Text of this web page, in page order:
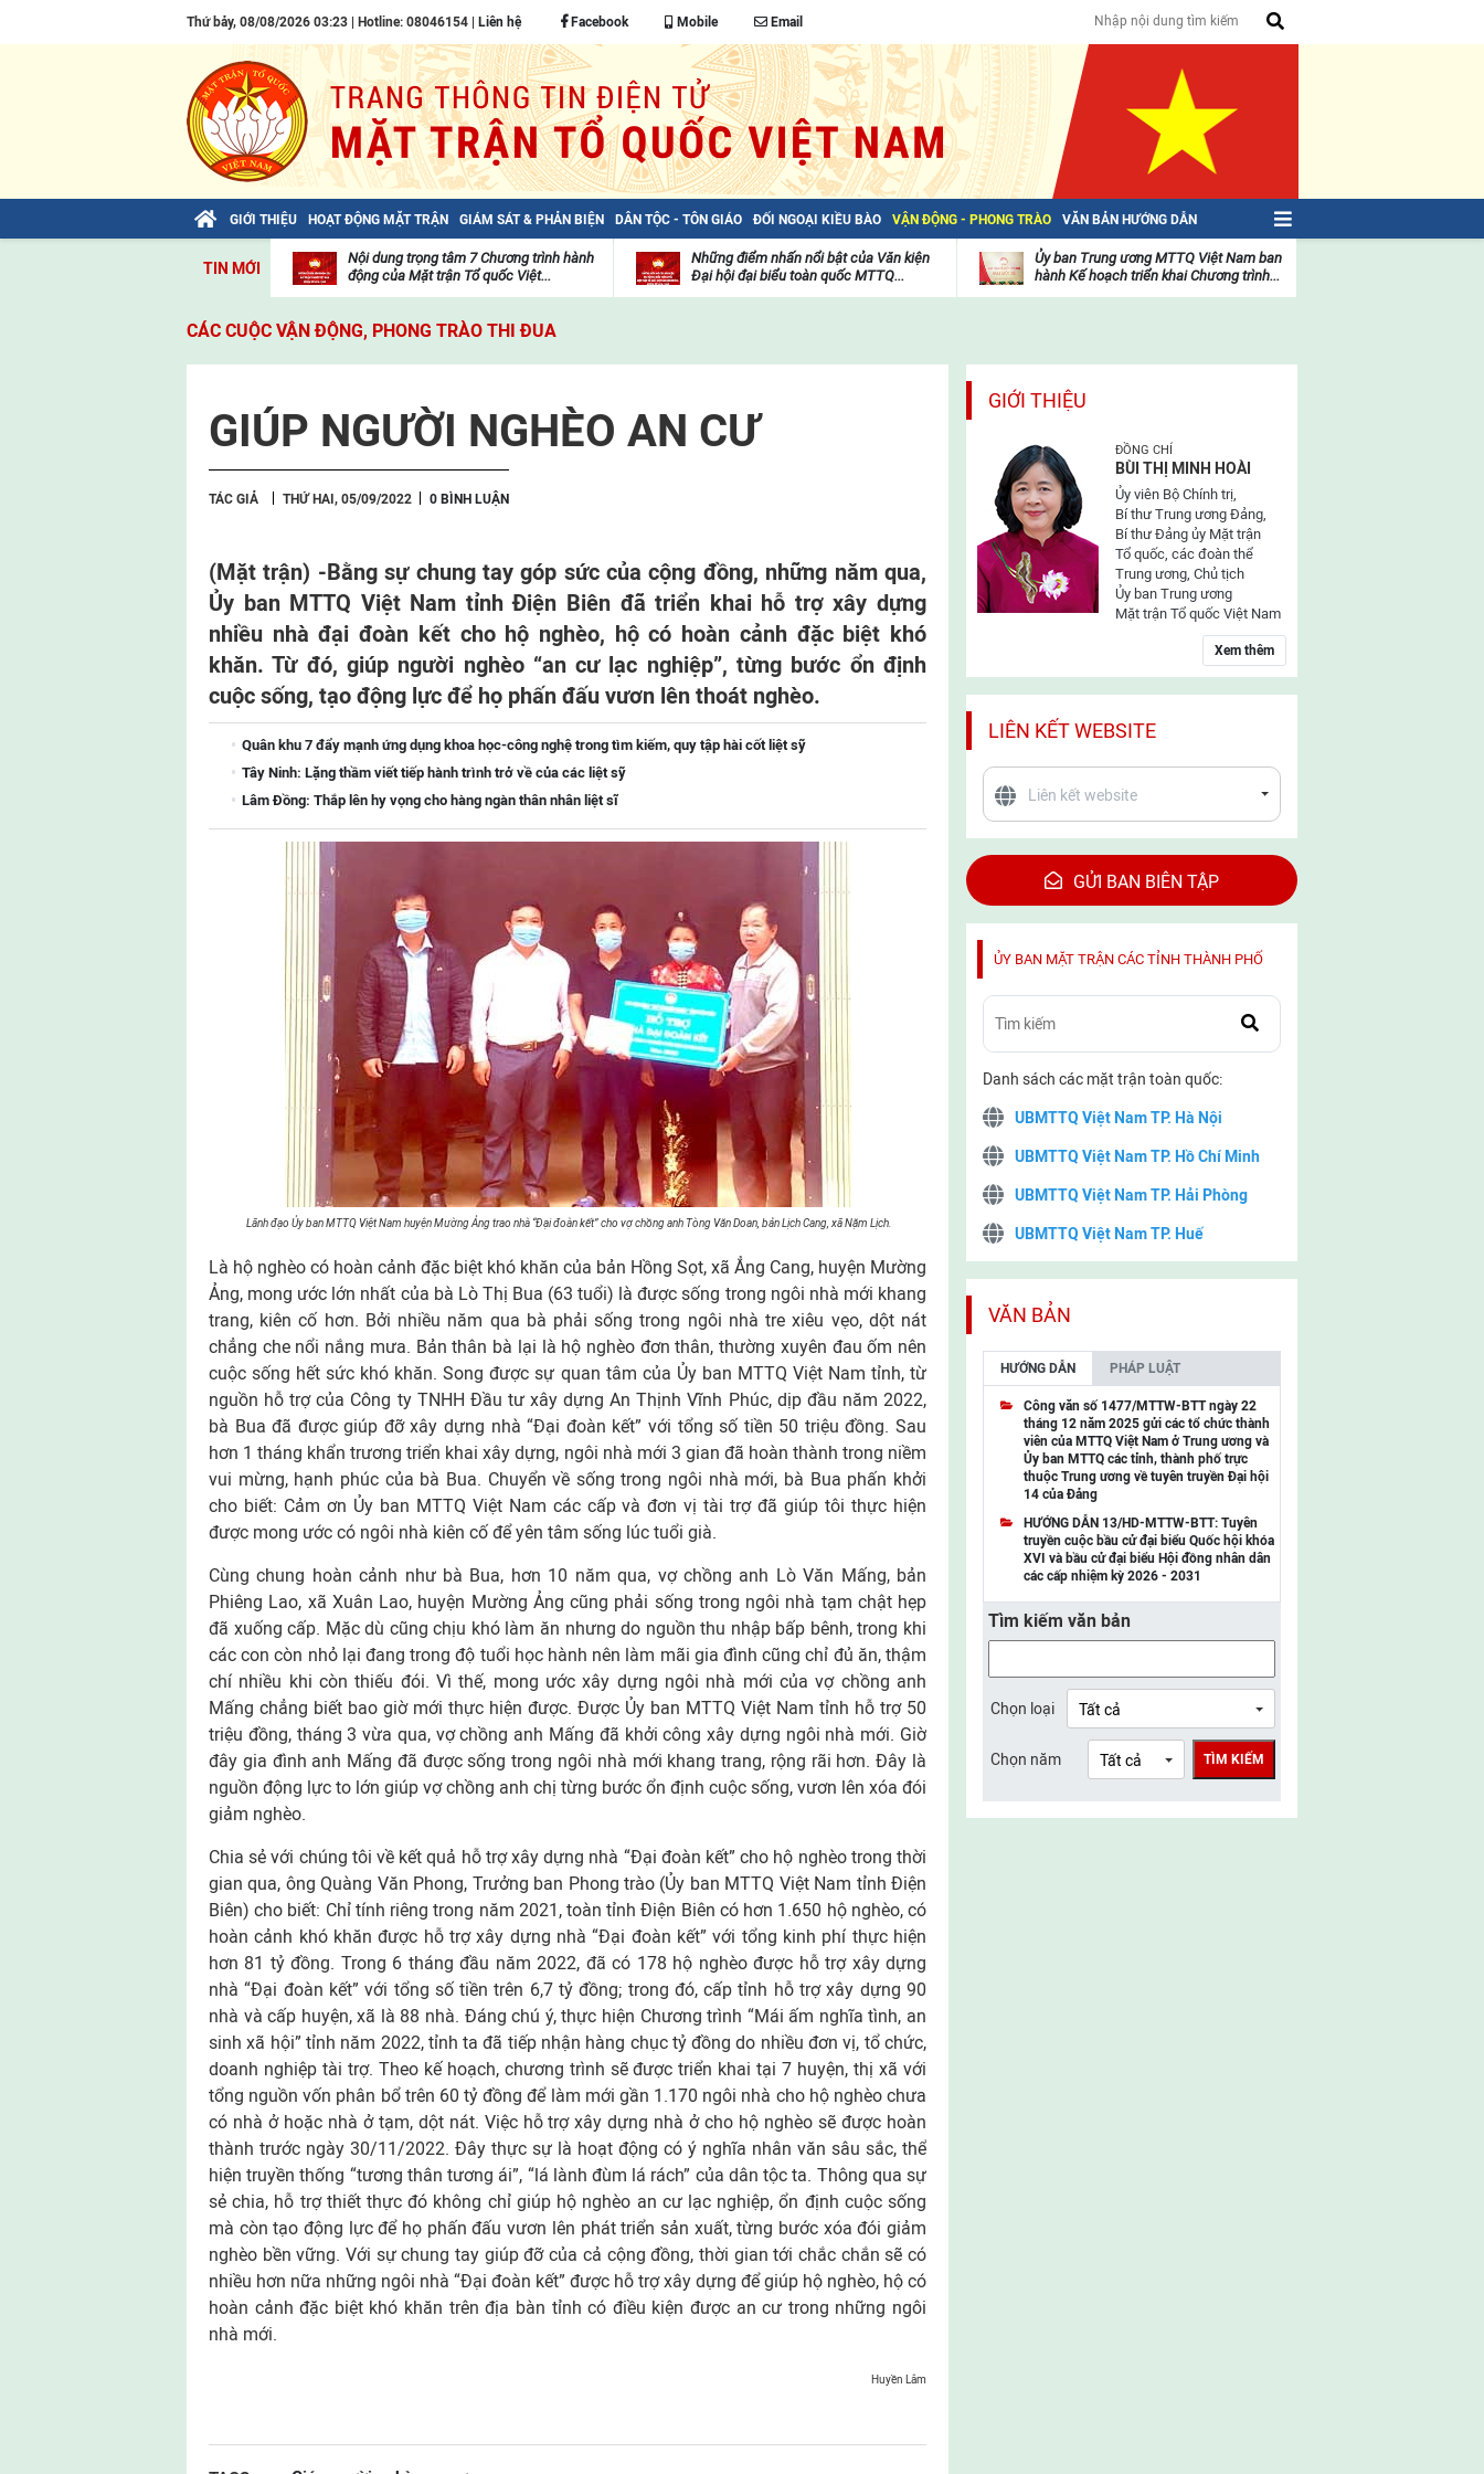
Thứ bảy, 08/08/2026 03:23 | Hotline: 08046154 | Liên hệ Facebook Mobile Email
GIỚI THIỆU HOẠT ĐỘNG MẶT TRẬN GIÁM SÁT & PHẢN BIỆN DÂN TỘC - TÔN GIÁO ĐỐI NGOẠI KIỀU BÀO VẬN ĐỘNG - PHONG TRÀO VĂN BẢN HƯỚNG DẪN
TIN MỚI
Bài viết của Tổng Bí thư Tô Lâm: TIẾN
viện
Nội dung trọng tâm 7 Chương trình hành
động của Mặt trận Tổ quốc Việt...
Những điểm nhấn nổi bật của Văn kiện
Đại hội đại biểu toàn quốc MTTQ...
mặt
trận
Ủy ban Trung ương MTTQ Việt Nam ban
hành Kế hoạch triển khai Chương trình...
CÁC CUỘC VẬN ĐỘNG, PHONG TRÀO THI ĐUA
GIÚP NGƯỜI NGHÈO AN CƯ
TÁC GIẢ THỨ HAI, 05/09/2022 0 BÌNH LUẬN
(Mặt trận) -Bằng sự chung tay góp sức của cộng đồng, những năm qua,
Ủy ban MTTQ Việt Nam tỉnh Điện Biên đã triển khai hỗ trợ xây dựng
nhiều nhà đại đoàn kết cho hộ nghèo, hộ có hoàn cảnh đặc biệt khó
khăn. Từ đó, giúp người nghèo “an cư lạc nghiệp”, từng bước ổn định
cuộc sống, tạo động lực để họ phấn đấu vươn lên thoát nghèo.
Quân khu 7 đẩy mạnh ứng dụng khoa học-công nghệ trong tìm kiếm, quy tập hài cốt liệt sỹ
Tây Ninh: Lặng thầm viết tiếp hành trình trở về của các liệt sỹ
Lâm Đồng: Thắp lên hy vọng cho hàng ngàn thân nhân liệt sĩ
Lãnh đạo Ủy ban MTTQ Việt Nam huyện Mường Ảng trao nhà “Đại đoàn kết” cho vợ chồng anh Tòng Văn Doan, bản Lịch Cang, xã Nặm Lịch.
Là hộ nghèo có hoàn cảnh đặc biệt khó khăn của bản Hồng Sọt, xã Ẳng Cang, huyện Mường
Ảng, mong ước lớn nhất của bà Lò Thị Bua (63 tuổi) là được sống trong ngôi nhà mới khang
trang, kiên cố hơn. Bởi nhiều năm qua bà phải sống trong ngôi nhà tre xiêu vẹo, dột nát
chẳng che nổi nắng mưa. Bản thân bà lại là hộ nghèo đơn thân, thường xuyên đau ốm nên
cuộc sống hết sức khó khăn. Song được sự quan tâm của Ủy ban MTTQ Việt Nam tỉnh, từ
nguồn hỗ trợ của Công ty TNHH Đầu tư xây dựng An Thịnh Vĩnh Phúc, dịp đầu năm 2022,
bà Bua đã được giúp đỡ xây dựng nhà “Đại đoàn kết” với tổng số tiền 50 triệu đồng. Sau
hơn 1 tháng khẩn trương triển khai xây dựng, ngôi nhà mới 3 gian đã hoàn thành trong niềm
vui mừng, hạnh phúc của bà Bua. Chuyển về sống trong ngôi nhà mới, bà Bua phấn khởi
cho biết: Cảm ơn Ủy ban MTTQ Việt Nam các cấp và đơn vị tài trợ đã giúp tôi thực hiện
được mong ước có ngôi nhà kiên cố để yên tâm sống lúc tuổi già.
Cùng chung hoàn cảnh như bà Bua, hơn 10 năm qua, vợ chồng anh Lò Văn Mấng, bản
Phiêng Lao, xã Xuân Lao, huyện Mường Ảng cũng phải sống trong ngôi nhà tạm chật hẹp
đã xuống cấp. Mặc dù cũng chịu khó làm ăn nhưng do nguồn thu nhập bấp bênh, trong khi
các con còn nhỏ lại đang trong độ tuổi học hành nên làm mãi gia đình cũng chỉ đủ ăn, thậm
chí nhiều khi còn thiếu đói. Vì thế, mong ước xây dựng ngôi nhà mới của vợ chồng anh
Mấng chẳng biết bao giờ mới thực hiện được. Được Ủy ban MTTQ Việt Nam tỉnh hỗ trợ 50
triệu đồng, tháng 3 vừa qua, vợ chồng anh Mấng đã khởi công xây dựng ngôi nhà mới. Giờ
đây gia đình anh Mấng đã được sống trong ngôi nhà mới khang trang, rộng rãi hơn. Đây là
nguồn động lực to lớn giúp vợ chồng anh chị từng bước ổn định cuộc sống, vươn lên xóa đói
giảm nghèo.
Chia sẻ với chúng tôi về kết quả hỗ trợ xây dựng nhà “Đại đoàn kết” cho hộ nghèo trong thời
gian qua, ông Quàng Văn Phong, Trưởng ban Phong trào (Ủy ban MTTQ Việt Nam tỉnh Điện
Biên) cho biết: Chỉ tính riêng trong năm 2021, toàn tỉnh Điện Biên có hơn 1.650 hộ nghèo, có
hoàn cảnh khó khăn được hỗ trợ xây dựng nhà “Đại đoàn kết” với tổng kinh phí thực hiện
hơn 81 tỷ đồng. Trong 6 tháng đầu năm 2022, đã có 178 hộ nghèo được hỗ trợ xây dựng
nhà “Đại đoàn kết” với tổng số tiền trên 6,7 tỷ đồng; trong đó, cấp tỉnh hỗ trợ xây dựng 90
nhà và cấp huyện, xã là 88 nhà. Đáng chú ý, thực hiện Chương trình “Mái ấm nghĩa tình, an
sinh xã hội” tỉnh năm 2022, tỉnh ta đã tiếp nhận hàng chục tỷ đồng do nhiều đơn vị, tổ chức,
doanh nghiệp tài trợ. Theo kế hoạch, chương trình sẽ được triển khai tại 7 huyện, thị xã với
tổng nguồn vốn phân bổ trên 60 tỷ đồng để làm mới gần 1.170 ngôi nhà cho hộ nghèo chưa
có nhà ở hoặc nhà ở tạm, dột nát. Việc hỗ trợ xây dựng nhà ở cho hộ nghèo sẽ được hoàn
thành trước ngày 30/11/2022. Đây thực sự là hoạt động có ý nghĩa nhân văn sâu sắc, thể
hiện truyền thống “tương thân tương ái”, “lá lành đùm lá rách” của dân tộc ta. Thông qua sự
sẻ chia, hỗ trợ thiết thực đó không chỉ giúp hộ nghèo an cư lạc nghiệp, ổn định cuộc sống
mà còn tạo động lực để họ phấn đấu vươn lên phát triển sản xuất, từng bước xóa đói giảm
nghèo bền vững. Với sự chung tay giúp đỡ của cả cộng đồng, thời gian tới chắc chắn sẽ có
nhiều hơn nữa những ngôi nhà “Đại đoàn kết” được hỗ trợ xây dựng để giúp hộ nghèo, hộ có
hoàn cảnh đặc biệt khó khăn trên địa bàn tỉnh có điều kiện được an cư trong những ngôi
nhà mới.
Huyền Lâm
GIỚI THIỆU
ĐỒNG CHÍ
BÙI THỊ MINH HOÀI
Ủy viên Bộ Chính trị,
Bí thư Trung ương Đảng,
Bí thư Đảng ủy Mặt trận
Tổ quốc, các đoàn thể
Trung ương, Chủ tịch
Ủy ban Trung ương
Mặt trận Tổ quốc Việt Nam
Xem thêm
LIÊN KẾT WEBSITE
GỬI BAN BIÊN TẬP
ỦY BAN MẶT TRẬN CÁC TỈNH THÀNH PHỐ
Danh sách các mặt trận toàn quốc:
UBMTTQ Việt Nam TP. Hà Nội
UBMTTQ Việt Nam TP. Hồ Chí Minh
UBMTTQ Việt Nam TP. Hải Phòng
UBMTTQ Việt Nam TP. Huế
UBMTTQ Việt Nam TP. Cần Thơ
UBMTTQ Việt Nam tỉnh Quảng Ninh
UBMTTQ Việt Nam tỉnh Cao Bằng
UBMTTQ Việt Nam tỉnh Lạng Sơn
UBMTTQ Việt Nam tỉnh Lai Châu
UBMTTQ Việt Nam tỉnh Điện Biên
UBMTTQ Việt Nam tỉnh Sơn La
UBMTTQ Việt Nam tỉnh Thanh Hóa
UBMTTQ Việt Nam tỉnh Nghệ An
UBMTTQ Việt Nam tỉnh Lào Cai
UBMTTQ Việt Nam tỉnh Thái Nguyên
VĂN BẢN
HƯỚNG DẪN PHÁP LUẬT
Công văn số 1477/MTTW-BTT ngày 22
tháng 12 năm 2025 gửi các tổ chức thành
viên của MTTQ Việt Nam ở Trung ương và
Ủy ban MTTQ các tỉnh, thành phố trực
thuộc Trung ương về tuyên truyền Đại hội
14 của Đảng
HƯỚNG DẪN 13/HD-MTTW-BTT: Tuyên
truyền cuộc bầu cử đại biểu Quốc hội khóa
XVI và bầu cử đại biểu Hội đồng nhân dân
các cấp nhiệm kỳ 2026 - 2031
Tìm kiếm văn bản
Chọn loại
Chọn năm TÌM KIẾM